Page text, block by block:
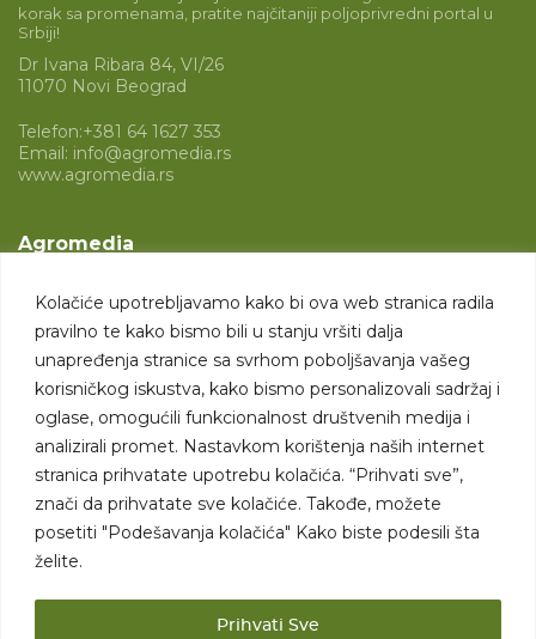
Kolačiće upotrebljavamo kako bi ova web stranica radila
pravilno te kako bismo bili u stanju vršiti dalja
unapređenja stranice sa svrhom poboljšavanja vašeg
korisničkog iskustva, kako bismo personalizovali sadržaj i
oglase, omogućili funkcionalnost društvenih medija i
analizirali promet. Nastavkom korištenja naših internet
stranica prihvatate upotrebu kolačića. “Prihvati sve”,
znači da prihvatate sve kolačiće. Takođe, možete
posetiti "Podešavanja kolačića" Kako biste podesili šta
želite.
Prihvati Sve
korak sa promenama, pratite najčitaniji poljoprivredni portal u
Srbiji!
Dr Ivana Ribara 84, VI/26
11070 Novi Beograd
Telefon:+381 64 1627 353
Email: info@agromedia.rs
www.agromedia.rs
Agromedia
Svet poljoprivrede
Marketing usluge
Tražimo saradnike
Kontakt
Kontakt